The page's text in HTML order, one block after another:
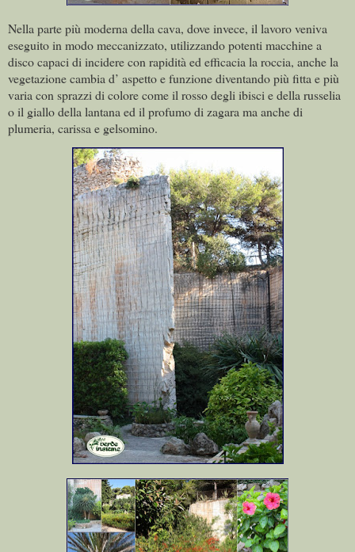
Nella parte più moderna della cava, dove invece, il lavoro veniva
eseguito in modo meccanizzato, utilizzando potenti macchine a
disco capaci di incidere con rapidità ed efficacia la roccia, anche la
vegetazione cambia d’ aspetto e funzione diventando più fitta e più
varia con sprazzi di colore come il rosso degli ibisci e della russelia
o il giallo della lantana ed il profumo di zagara ma anche di
plumeria, carissa e gelsomino.